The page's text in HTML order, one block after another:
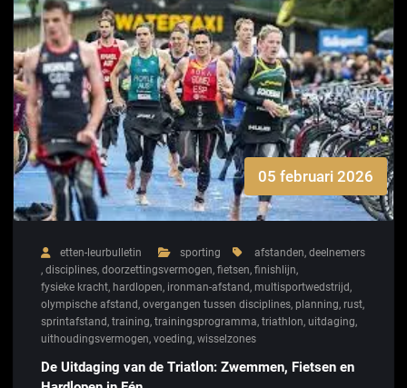
05 februari 2026
etten-leurbulletin sporting afstanden, deelnemers
, disciplines, doorzettingsvermogen, fietsen, finishlijn,
fysieke kracht, hardlopen, ironman-afstand, multisportwedstrijd,
olympische afstand, overgangen tussen disciplines, planning, rust,
sprintafstand, training, trainingsprogramma, triathlon, uitdaging,
uithoudingsvermogen, voeding, wisselzones
De Uitdaging van de Triatlon: Zwemmen, Fietsen en